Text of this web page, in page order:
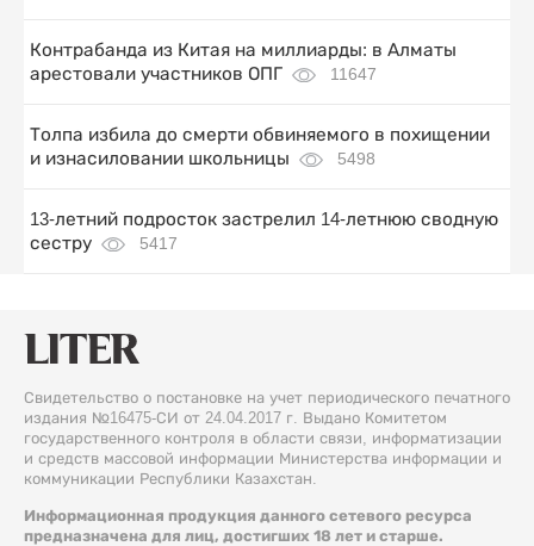
Контрабанда из Китая на миллиарды: в Алматы
арестовали участников ОПГ
11647
Толпа избила до смерти обвиняемого в похищении
и изнасиловании школьницы
5498
13-летний подросток застрелил 14-летнюю сводную
сестру
5417
Свидетельство о постановке на учет периодического печатного
издания №16475-СИ от 24.04.2017 г. Выдано Комитетом
государственного контроля в области связи, информатизации
и средств массовой информации Министерства информации и
коммуникации Республики Казахстан.
Информационная продукция данного сетевого ресурса
предназначена для лиц, достигших 18 лет и старше.